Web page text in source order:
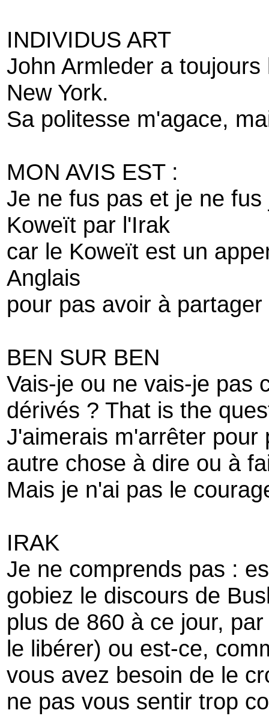
INDIVIDUS ART
John Armleder a
New York.
Sa politesse m'agace,
MON AVIS EST :
Je ne fus pas et je ne
Koweït par l'Irak
car le Koweït est un
Anglais
pour pas avoir à
BEN SUR BEN
Vais-je ou ne vais-je pas
dérivés ? That is the
J'aimerais m'arrêter pour
autre chose à dire ou à
Mais je n'ai pas le
IRAK
Je ne comprends pas :
gobiez le discours de
plus de 860 à ce jour,
le libérer) ou est-ce,
vous avez besoin de le
ne pas vous sentir trop